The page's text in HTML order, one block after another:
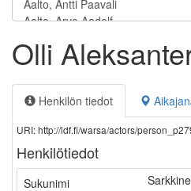
Olli
Henkilön tiedot
URI: http://ldf.fi/warsa/actors/
Henkilötiedot
Sukunimi